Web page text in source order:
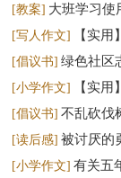
[教案] 大班学习使
[写人作文] 【实
[倡议书] 绿色社区
[小学作文] 【实
[倡议书] 不乱砍伐
[读后感] 被讨厌的
[小学作文] 有关五